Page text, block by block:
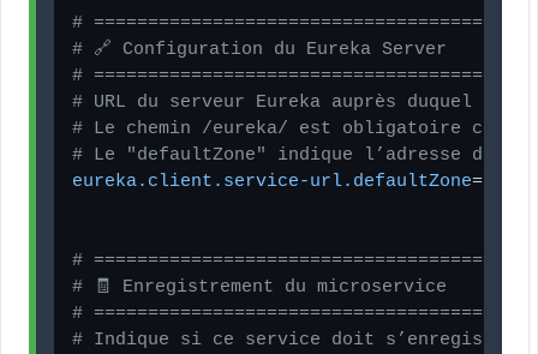
#
# 🔗 Configuration du Eureka Server
#
# URL du serveur Eureka auprès duquel le
# Le chemin /eureka/ est obligatoire car
# Le "defaultZone" indique l’adresse du
eureka.client.service-url.defaultZone
#
# 🧾 Enregistrement du microservice
#
# Indique si ce service doit s’enregistrer